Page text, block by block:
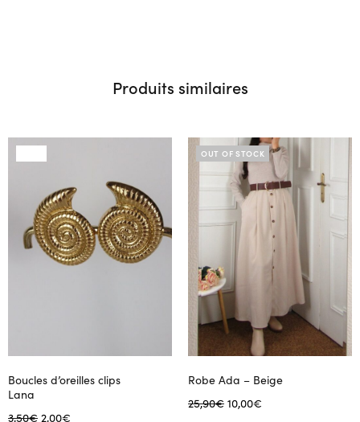
Produits similaires
Boucles d’oreilles clips
Lana
3,50€ Le
2,00€
OUT OF STOCK
Robe Ada – Beige
25,90€ Le prix
10,00€